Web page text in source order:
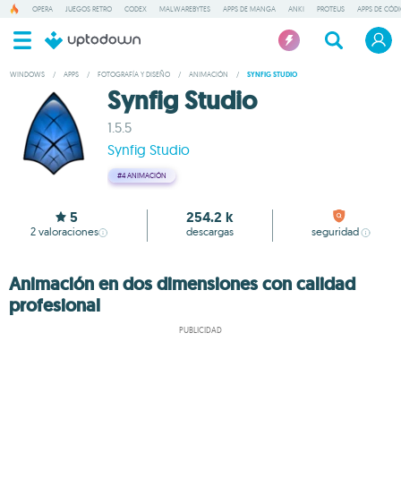
OPERA JUEGOS RETRO CODEX MALWAREBYTES APPS DE MANGA ANKI PROTEUS APPS DE
WINDOWS / APPS / FOTOGRAFÍA Y DISEÑO / ANIMACIÓN / SYNFIG STUDIO
Synfig Studio
1.5.5
Synfig Studio
#4ANIMACIÓN
5
2 valoraciones
254.2 k
descargas seguridad
Animación en dos dimensiones con calidad
profesional
PUBLICIDAD